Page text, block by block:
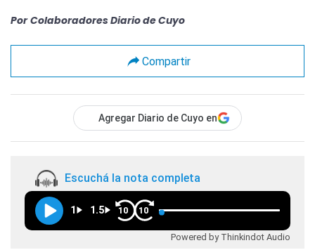
Por Colaboradores Diario de Cuyo
Compartir
Agregar Diario de Cuyo en
Escuchá la nota completa
1 1.5 10 10
Powered by Thinkindot Audio